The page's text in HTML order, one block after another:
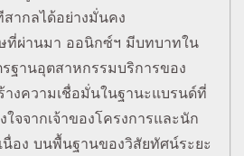
ากลได้อย่างมั่นคง
ที่ผ่านมา ออนิกซ์ฯ มีบทบาทใน
ฐานอุตสาหกรรมบริการของ
งความเชื่อมั่นในฐานะแบรนด์ที่
ใจจากเจ้าของโครงการและนัก
นื่อง บนพื้นฐานของวิสัยทัศน์ระยะ